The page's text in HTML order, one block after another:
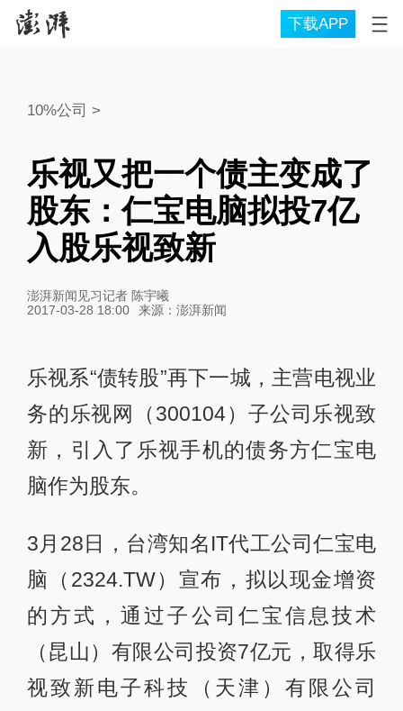
下载APP
10%公司 >
乐视又把一个债主变成了
股东：仁宝电脑拟投7亿
入股乐视致新
澎湃新闻见习记者 陈宇曦
2017-03-28 18:00
来源： 澎湃新闻
乐视系“债转股”再下一城，主营电视业
务的乐视网（300104）子公司乐视致
新，引入了乐视手机的债务方仁宝电
脑作为股东。
3月28日，台湾知名IT代工公司仁宝电
脑（2324.TW）宣布，拟以现金增资
的方式，通过子公司仁宝信息技术
（昆山）有限公司投资7亿元，取得乐
视致新电子科技（天津）有限公司